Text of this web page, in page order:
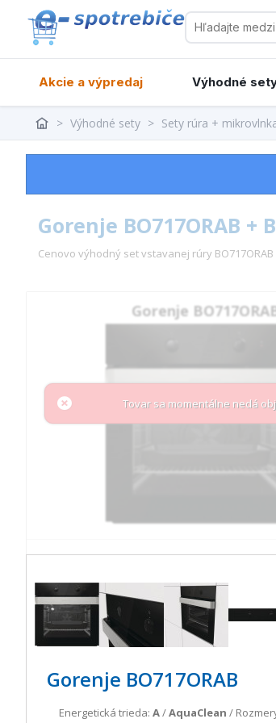
Akcie a výpredaj Výhodné
> Výhodné sety > Sety rúra +
Gorenje BO717ORAB +
Cenovo výhodný set vstavanej rúry
Gorenje
Tovar sa momentálne nedá
Gorenje BO717ORAB
Energetická trieda: A/AquaClean /